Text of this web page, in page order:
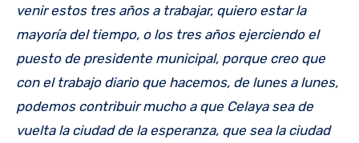
venir estos tres años a trabajar, quiero estar la
mayoría del tiempo, o los tres años ejerciendo el
puesto de presidente municipal, porque creo que
con el trabajo diario que hacemos, de lunes a lunes,
podemos contribuir mucho a que Celaya sea de
vuelta la ciudad de la esperanza, que sea la ciudad